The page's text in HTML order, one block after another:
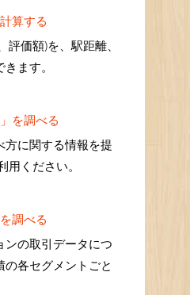
算する
価額)を、駅距離、
ます。
を調べる
方に関する情報を提
ください。
調べる
ンの取引データにつ
各セグメントごと